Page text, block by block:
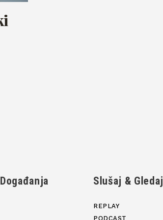
Događanja Slušaj & Gledaj
REPLAY
PODCAST